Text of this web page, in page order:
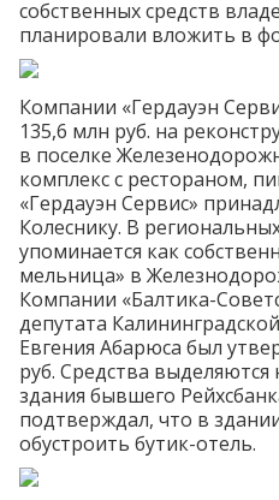
собственных средств
планировали вложить в
Компании «Гердауэн
135,6 млн руб. на
в поселке
комплекс с рестораном,
«Гердауэн Сервис»
Колеснику. В
упоминается как
мельница» в
Компании «Балтика-
депутата
Евгения Абарюса был
руб. Средства выделяются
здания бывшего
подтверждал, что в
обустроить бутик-отель.